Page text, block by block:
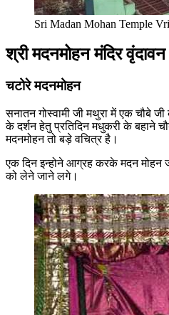
Sri Madan Mohan Temple
श्री मदनमोहन मंदिर वृंदावन
चटोरे मदनमोहन
सनातन गोस्वामी जी मथुरा में एक चौबे
के दर्शन हेतु प्रतिदिन मधुकरी के बहाने
मदनमोहन तो बड़े वचित्र है।
एक दिन इन्होने आग्रह करके मदन मोहन
को लेने जाने लगे।